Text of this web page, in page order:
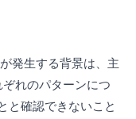
発生する背景は、主
れのパターンにつ
と確認できないこと